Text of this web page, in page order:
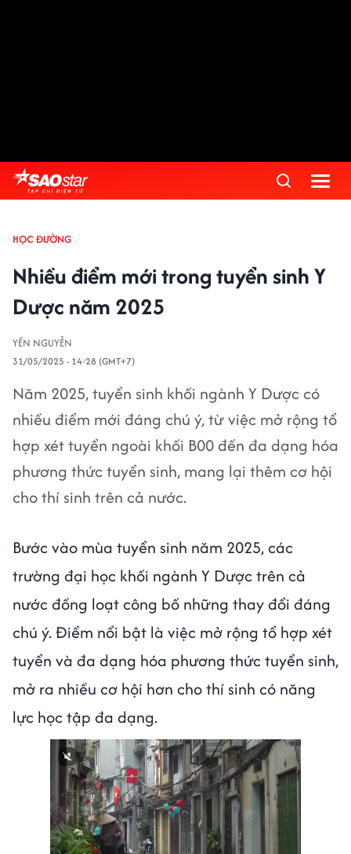
HỌC ĐƯỜNG
Nhiều điểm mới trong tuyển sinh Y
Dược năm 2025
YẾN NGUYỄN
31/05/2025 - 14:28 (GMT+7)
Năm 2025, tuyển sinh khối ngành Y Dược có
nhiều điểm mới đáng chú ý, từ việc mở rộng tổ
hợp xét tuyển ngoài khối B00 đến đa dạng hóa
phương thức tuyển sinh, mang lại thêm cơ hội
cho thí sinh trên cả nước.
Bước vào mùa tuyển sinh năm 2025, các
trường đại học khối ngành Y Dược trên cả
nước đồng loạt công bố những thay đổi đáng
chú ý. Điểm nổi bật là việc mở rộng tổ hợp xét
tuyển và đa dạng hóa phương thức tuyển sinh,
mở ra nhiều cơ hội hơn cho thí sinh có năng
lực học tập đa dạng.